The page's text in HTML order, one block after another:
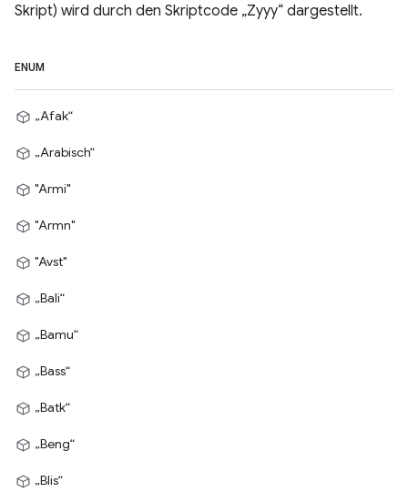
Skript) wird durch den Skriptcode „Zyyy“ dargestellt.
ENUM
„Afak“
„Arabisch“
"Armi"
"Armn"
"Avst"
„Bali“
„Bamu“
„Bass“
„Batk“
„Beng“
„Blis“